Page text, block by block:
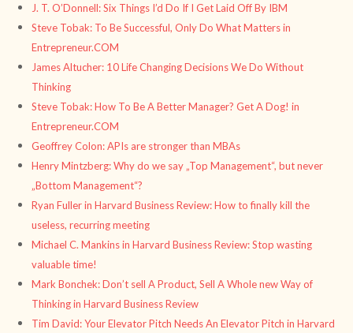
J. T. O’Donnell: Six Things I’d Do If I Get Laid Off By IBM
Steve Tobak: To Be Successful, Only Do What Matters in
Entrepreneur.COM
James Altucher: 10 Life Changing Decisions We Do Without
Thinking
Steve Tobak: How To Be A Better Manager? Get A Dog! in
Entrepreneur.COM
Geoffrey Colon: APIs are stronger than MBAs
Henry Mintzberg: Why do we say „Top Management“, but never
„Bottom Management“?
Ryan Fuller in Harvard Business Review: How to finally kill the
useless, recurring meeting
Michael C. Mankins in Harvard Business Review: Stop wasting
valuable time!
Mark Bonchek: Don’t sell A Product, Sell A Whole new Way of
Thinking in Harvard Business Review
Tim David: Your Elevator Pitch Needs An Elevator Pitch in Harvard